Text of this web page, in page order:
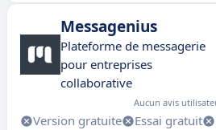
Messagenius
Plateforme de messagerie
pour entreprises
collaborative
Aucun avis
Version gratuite Essai gratuit